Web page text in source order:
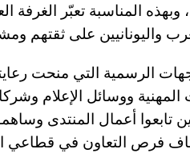
المناسبة تعبّر الغرفة
واليونانيين على ثقتهم
الرسمية التي منحت
ووسائل الإعلام
تابعوا أعمال المنتدى
فرص التعاون في قطاعي